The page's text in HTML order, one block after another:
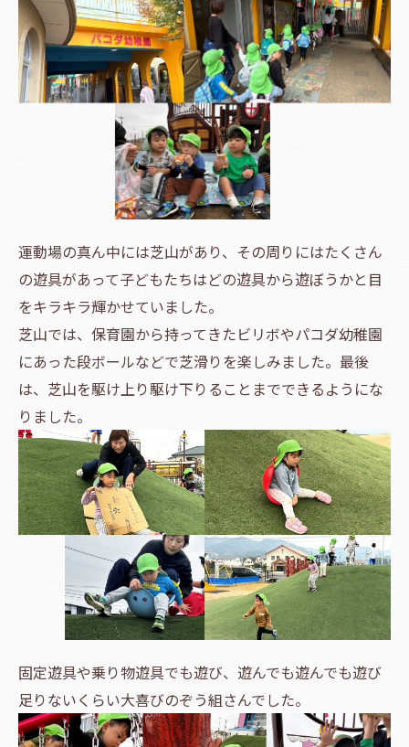
運動場の真ん中には芝山があり、その周りにはたくさん
の遊具があって子どもたちはどの遊具から遊ぼうかと目
をキラキラ輝かせていました。
芝山では、保育園から持ってきたビリボやパコダ幼稚園
にあった段ボールなどで芝滑りを楽しみました。最後
は、芝山を駆け上り駆け下りることまでできるようにな
りました。
固定遊具や乗り物遊具でも遊び、遊んでも遊んでも遊び
足りないくらい大喜びのぞう組さんでした。